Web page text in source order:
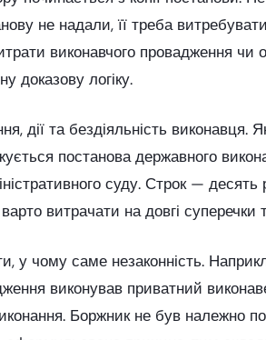
не надали, її треба
виконавчого провадження
доказову логіку.
дії та бездіяльність
постанова державного
суду. Строк —
витрачати на довгі
у чому саме незаконність.
виконував приватний
Боржник не був належно